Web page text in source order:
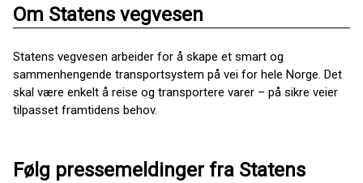
Om Statens vegvesen
Statens vegvesen arbeider for å skape et smart og
sammenhengende transportsystem på vei for hele Norge. Det
skal være enkelt å reise og transportere varer – på sikre veier
tilpasset framtidens behov.
Følg pressemeldinger fra Statens